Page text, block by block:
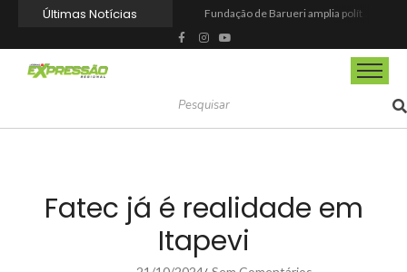
Últimas Notícias
Itapevi melhora nota no IDEB 2025 e registra maior evolução educacional da região
Prefeitura de Mairinque promove palestra em alusão ao Agosto Lilás no CRAS Vila Barreto
Banco do Povo Paulista oferece crédito para impulsionar empreendedores de Mairinque
Fatec já é realidade em
Itapevi